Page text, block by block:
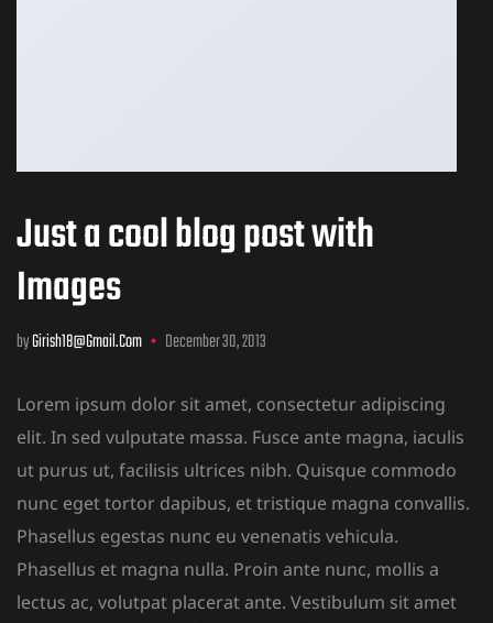
Just a cool blog post with
Images
byGirish18@gmail.com December 30, 2013
Lorem ipsum dolor sit amet, consectetur adipiscing
elit. In sed vulputate massa. Fusce ante magna, iaculis
ut purus ut, facilisis ultrices nibh. Quisque commodo
nunc eget tortor dapibus, et tristique magna convallis.
Phasellus egestas nunc eu venenatis vehicula.
Phasellus et magna nulla. Proin ante nunc, mollis a
lectus ac, volutpat placerat ante. Vestibulum sit amet